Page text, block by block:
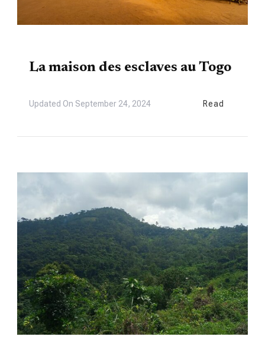
La maison des esclaves au Togo
Updated On September 24, 2024 Read